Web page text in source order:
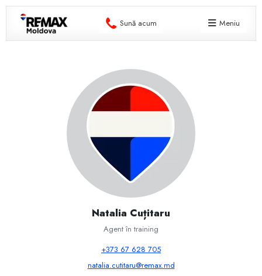
Sună acum Meniu
Natalia Cuțitaru
Agent în training
+373 67 628 705
natalia.cutitaru@remax.md